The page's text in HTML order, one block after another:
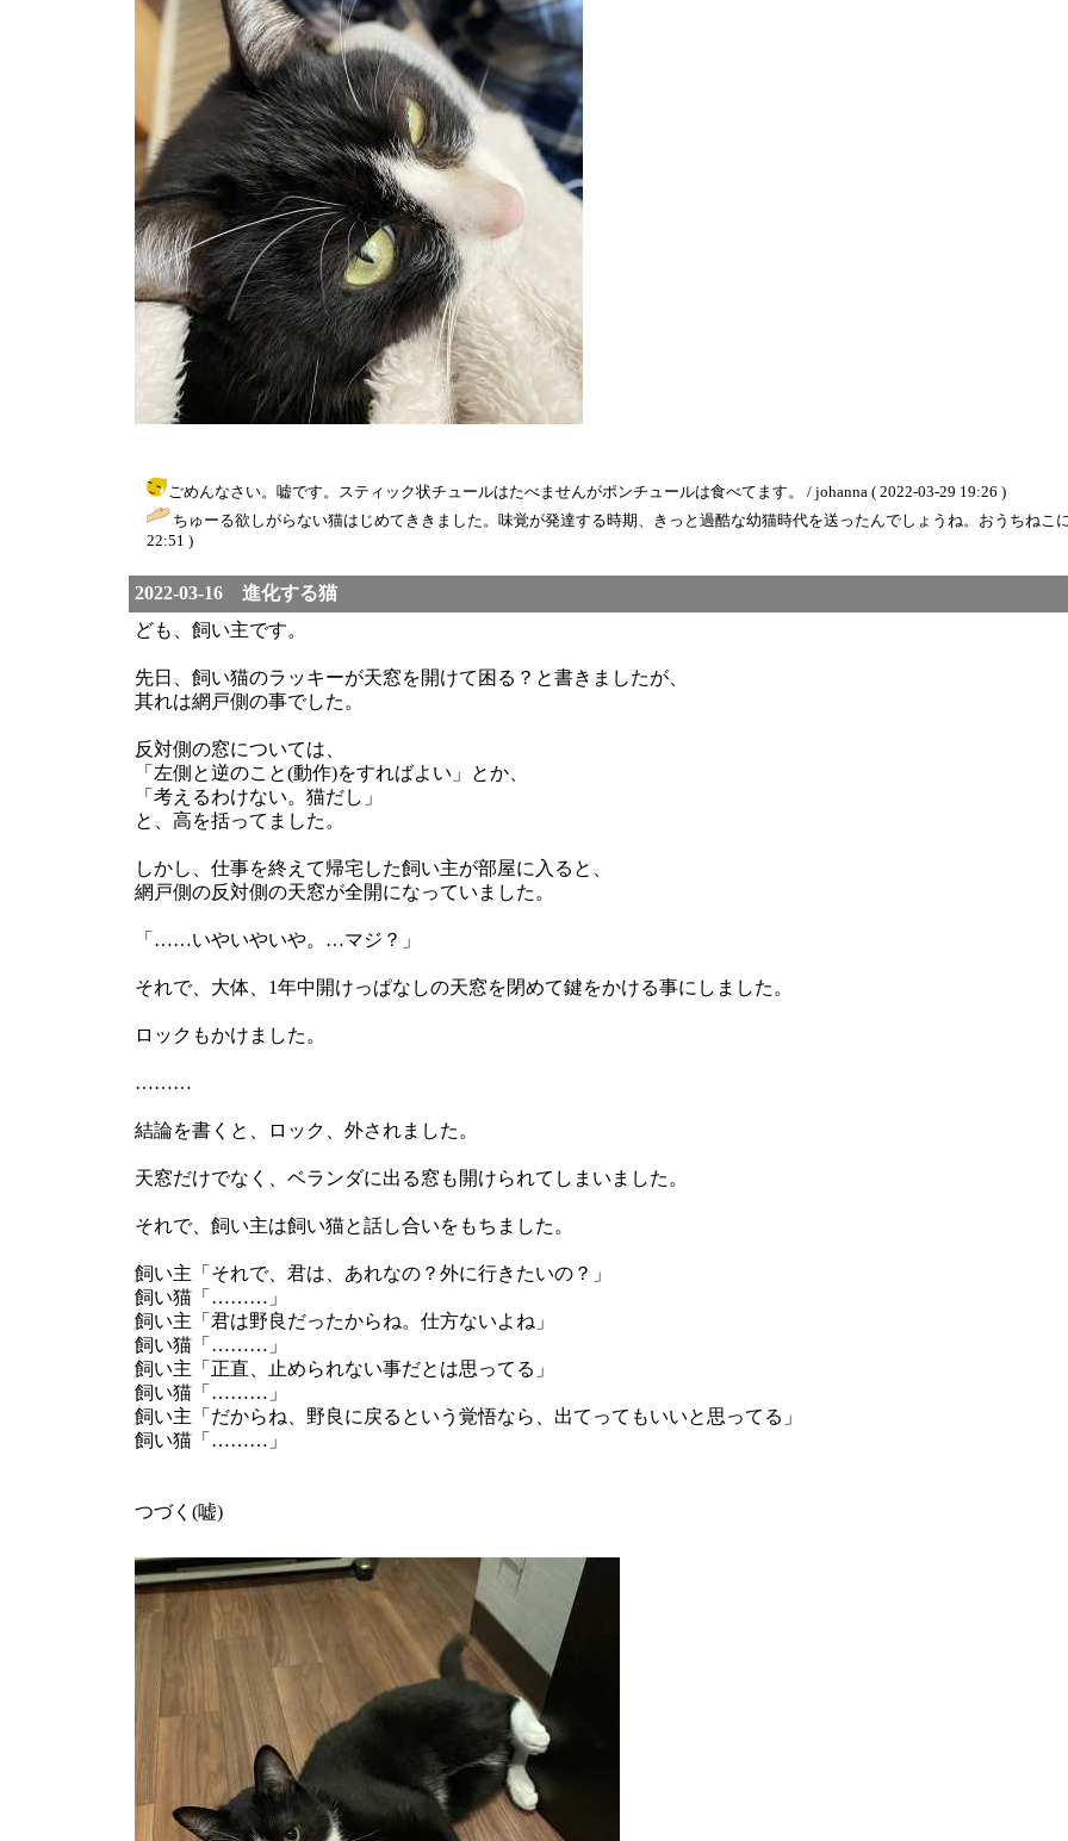
ごめんなさい。嘘です。スティック状チュールはたべませんがポンチュールは食べてます。 / johanna ( 2022-03-29 19:26 )
ちゅーる欲しがらない猫はじめてききました。味覚が発達する時期、きっと過酷な幼猫時代を送ったんでしょうね。おうちねこ
22:51 )
2022-03-16 進化する猫
ども、飼い主です。
先日、飼い猫のラッキーが天窓を開けて困る？と書きましたが、
其れは網戸側の事でした。
反対側の窓については、
「左側と逆のこと(動作)をすればよい」とか、
「考えるわけない。猫だし」
と、高を括ってました。
しかし、仕事を終えて帰宅した飼い主が部屋に入ると、
網戸側の反対側の天窓が全開になっていました。
「……いやいやいや。…マジ？」
それで、大体、1年中開けっぱなしの天窓を閉めて鍵をかける事にしました。
ロックもかけました。
………
結論を書くと、ロック、外されました。
天窓だけでなく、ベランダに出る窓も開けられてしまいました。
それで、飼い主は飼い猫と話し合いをもちました。
飼い主「それで、君は、あれなの？外に行きたいの？」
飼い猫「………」
飼い主「君は野良だったからね。仕方ないよね」
飼い猫「………」
飼い主「正直、止められない事だとは思ってる」
飼い猫「………」
飼い主「だからね、野良に戻るという覚悟なら、出てってもいいと思ってる」
飼い猫「………」
つづく(嘘)